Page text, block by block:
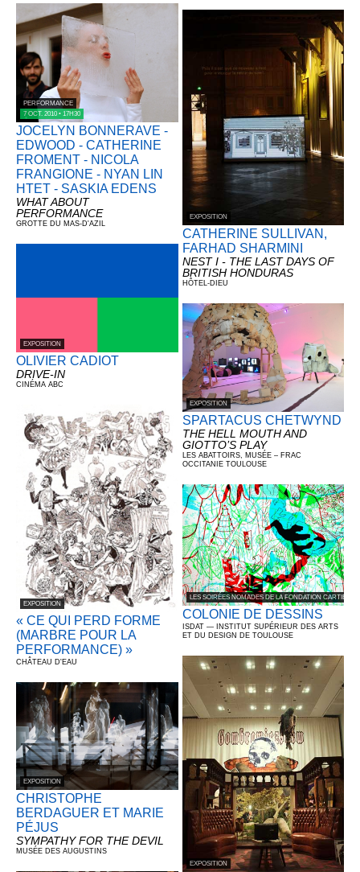
PERFORMANCE
7 OCT. 2010 • 17H30
JOCELYN BONNERAVE -
EDWOOD - CATHERINE
FROMENT - NICOLA
FRANGIONE - NYAN LIN
HTET - SASKIA EDENS
WHAT ABOUT
PERFORMANCE
GROTTE DU MAS-D'AZIL
EXPOSITION
OLIVIER CADIOT
DRIVE-IN
CINÉMA ABC
EXPOSITION
« CE QUI PERD FORME
(MARBRE POUR LA
PERFORMANCE) »
CHÂTEAU D'EAU
EXPOSITION
CHRISTOPHE
BERDAGUER ET MARIE
PÉJUS
SYMPATHY FOR THE DEVIL
MUSÉE DES AUGUSTINS
EXPOSITION
CATHERINE SULLIVAN,
FARHAD SHARMINI
NEST I - THE LAST DAYS OF
BRITISH HONDURAS
HÔTEL-DIEU
EXPOSITION
SPARTACUS CHETWYND
THE HELL MOUTH AND
GIOTTO’S PLAY
LES ABATTOIRS, MUSÉE – FRAC
OCCITANIE TOULOUSE
LES SOIRÉES NOMADES DE LA FONDATION CARTIER
COLONIE DE DESSINS
ISDAT — INSTITUT SUPÉRIEUR DES ARTS
ET DU DESIGN DE TOULOUSE
EXPOSITION